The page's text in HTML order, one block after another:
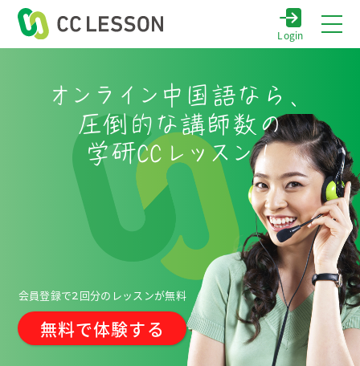
Login
オンライン 中国語なら、
圧倒的な講師数の
学研CC レッスン！
会員登録で2 回分のレッスンが無料
無料で体験する